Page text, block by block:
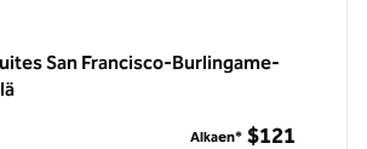
San Francisco-Burlingame-
Alkaen* $121